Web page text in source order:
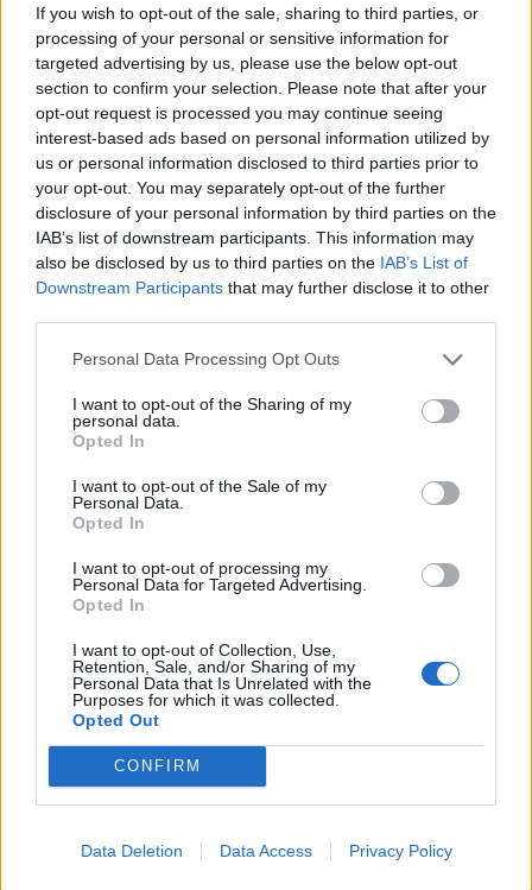
If you wish to opt-out of the sale, sharing to third parties, or
processing of your personal or sensitive information for
targeted advertising by us, please use the below opt-out
section to confirm your selection. Please note that after your
opt-out request is processed you may continue seeing
interest-based ads based on personal information utilized by
us or personal information disclosed to third parties prior to
your opt-out. You may separately opt-out of the further
disclosure of your personal information by third parties on the
IAB’s list of downstream participants. This information may
also be disclosed by us to third parties on the IAB’s List of
Downstream Participants that may further disclose it to other
Personal Data Processing Opt Outs
I want to opt-out of the Sharing of my
personal data.
Opted In
I want to opt-out of the Sale of my
Personal Data.
Opted In
I want to opt-out of processing my
Personal Data for Targeted Advertising.
Opted In
I want to opt-out of Collection, Use,
Retention, Sale, and/or Sharing of my
Personal Data that Is Unrelated with the
Purposes for which it was collected.
Opted Out
CONFIRM
Data Deletion Data Access Privacy Policy
θέση της συμπολίτευσης είτε της αντιπολίτευσης,
γιατί ενώ όλα αυτά ήταν γνωστά, ουδέποτε κανείς
από αυτούς ζήτησε να συζητηθεί το θέμα στο
δημοτικό συμβούλιο, και τούτο γιατί όλοι
απολάμβαναν μέρος από την ρουσφετολογική
λειτουργία της επιχείρησης».
Καταλήγει δε με τις εξής επισημάνσεις:«Ας
προσέξει η σημερινή δημοτική αρχή γιατί έχει δώσει
Το τέλος του έτους όπου θα κριθεί πλησιάζει, και τα
προσπάθεια που καταβάλει το σημερινό Δ/Σ της
ΔΕΥΑΣ να απογαλακτισθεί από το παρελθόν, είναι
δύσκολο αφού οι ίδιοι συμμετείχαν και στα
προηγούμενα.
Η παράταξή μας πιστή στις δεσμεύσεις που έδωσε
στους πολίτες αυτού του τόπου, παρακολουθεί από
κοντά την λειτουργία της επιχείρησης ασκώντας τον
θεσμικό της ρόλο, και σε καμία περίπτωση δεν θα
επιτρέψει την συνέχιση αυτής της κατηφορικής